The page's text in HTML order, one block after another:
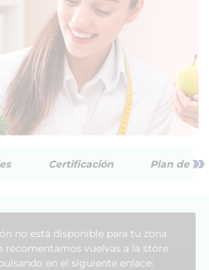
Certificación Plan de »
no está disponible para tu zona
recomentamos vuelvas a la store
en el siguiente enlace: